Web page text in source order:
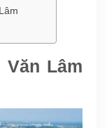
Văn Lâm